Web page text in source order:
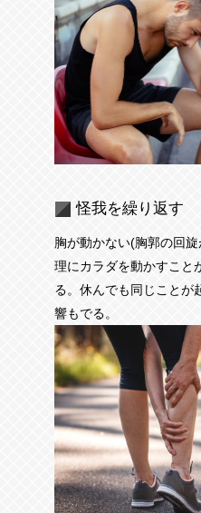
怪我を繰り返す
胸が動かない(胸郭の回
理にカラダを動かすこと
る。休んでも同じことが
響もでる。